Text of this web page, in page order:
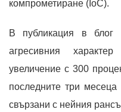
компрометиране (IoC).
В публикация в блог
агресивния
увеличение с 300
последните три
свързани с нейния